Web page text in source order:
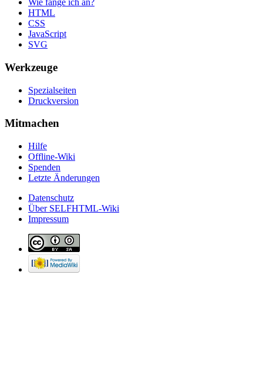
Wie fange ich an?
HTML
CSS
JavaScript
SVG
Werkzeuge
Spezialseiten
Druckversion
Mitmachen
Hilfe
Offline-Wiki
Spenden
Letzte Änderungen
Datenschutz
Über SELFHTML-Wiki
Impressum